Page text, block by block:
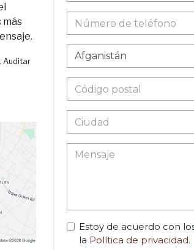
Auditar
Estoy de acuerdo con
la Política de privacidad.